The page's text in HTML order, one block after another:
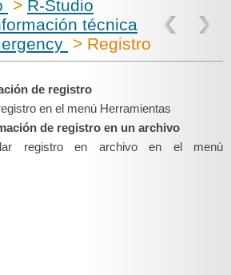
> R-Studio
técnica
> Registro
de registro
en el menú Herramientas
de registro en un archivo
registro en archivo en el menú